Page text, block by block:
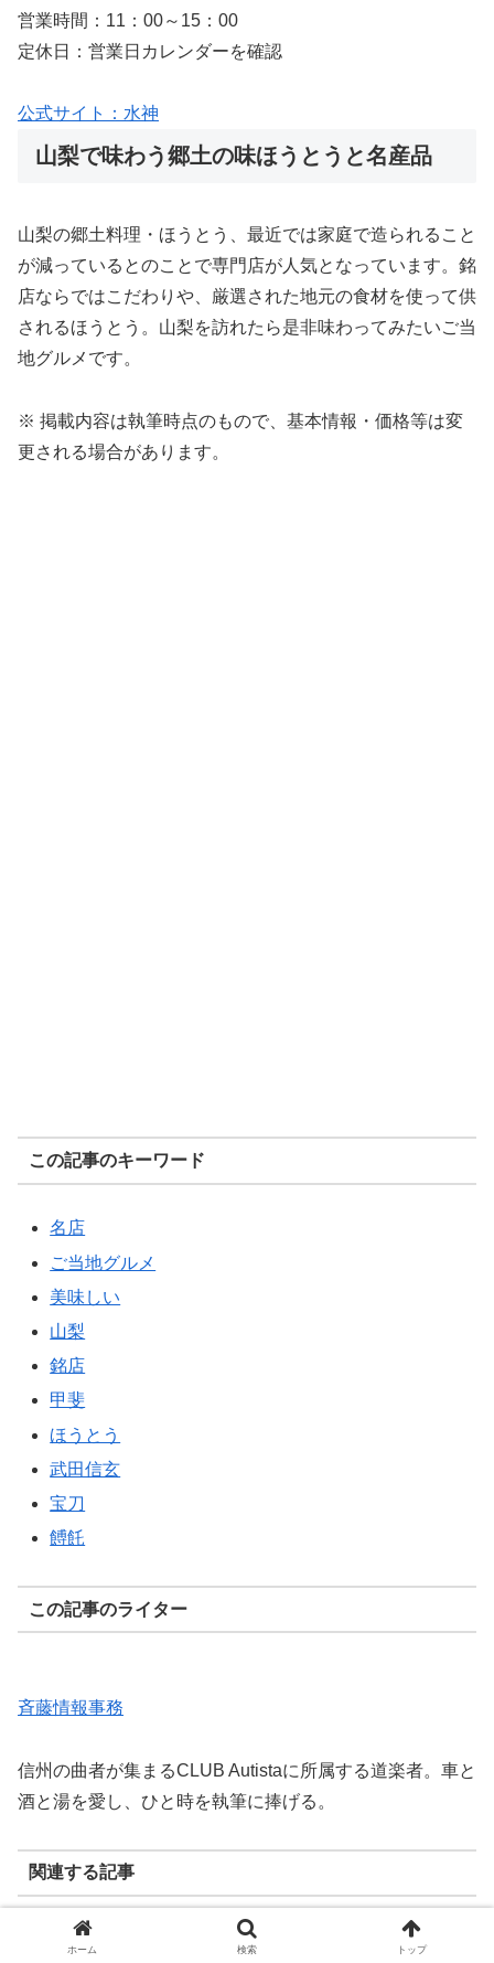
営業時間：11：00～15：00
定休日：営業日カレンダーを確認
公式サイト：水神
山梨で味わう郷土の味ほうとうと名産品
山梨の郷土料理・ほうとう、最近では家庭で造られること
が減っているとのことで専門店が人気となっています。銘
店ならではこだわりや、厳選された地元の食材を使って供
されるほうとう。山梨を訪れたら是非味わってみたいご当
地グルメです。
※ 掲載内容は執筆時点のもので、基本情報・価格等は変
更される場合があります。
この記事のキーワード
名店
ご当地グルメ
美味しい
山梨
銘店
甲斐
ほうとう
武田信玄
宝刀
餺飥
この記事のライター
斉藤情報事務
信州の曲者が集まるCLUB Autistaに所属する道楽者。車と
酒と湯を愛し、ひと時を執筆に捧げる。
関連する記事
ホーム 検索 トップ